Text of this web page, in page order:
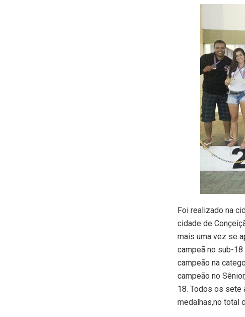
Foi realizado na
cidade de
mais uma vez se
campeã no sub-
campeão na
campeão no
18. Todos os sete
medalhas,no total